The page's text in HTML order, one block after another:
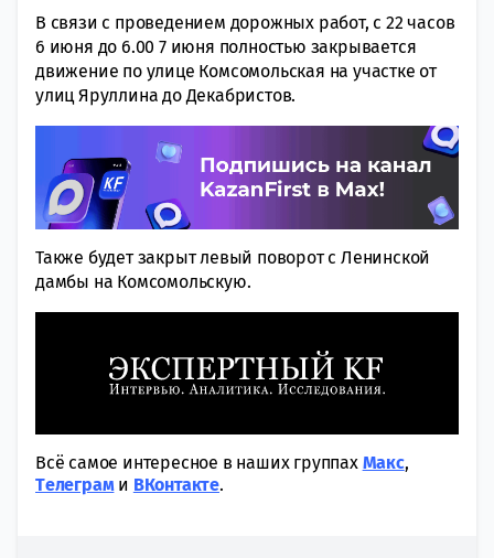
В связи с проведением дорожных работ, с 22 часов
6 июня до 6.00 7 июня полностью закрывается
движение по улице Комсомольская на участке от
улиц Яруллина до Декабристов.
Также будет закрыт левый поворот с Ленинской
дамбы на Комсомольскую.
Всё самое интересное в наших группах Макс,
Tелеграми ВКонтакте.